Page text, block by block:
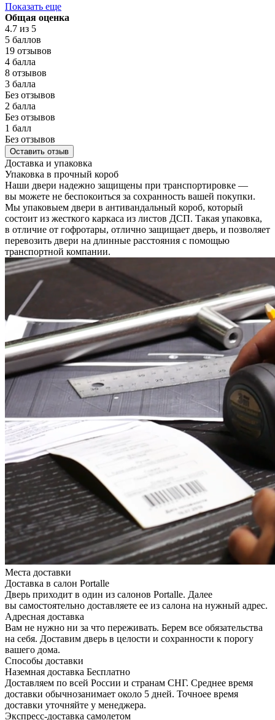
Показать еще
Общая оценка
4.7 из 5
5 баллов
19 отзывов
4 балла
8 отзывов
3 балла
Без отзывов
2 балла
Без отзывов
1 балл
Без отзывов
Оставить отзыв
Доставка и упаковка
Упаковка в прочный короб
Наши двери надежно защищены при транспортировке —
вы можете не беспокоиться за сохранность вашей покупки.
Мы упаковыем двери в антивандальный короб, который
состоит из жесткого каркаса из листов ДСП. Такая упаковка,
в отличие от гофротары, отлично защищает дверь, и позволяет
перевозить двери на длинные расстояния с помощью
транспортной компании.
Места доставки
Доставка в салон Portalle
Дверь приходит в один из салонов Portalle. Далее
вы самостоятельно доставляете ее из салона на нужный адрес.
Адресная доставка
Вам не нужно ни за что переживать. Берем все обязательства
на себя. Доставим дверь в целости и сохранности к порогу
вашего дома.
Способы доставки
Наземная доставка Бесплатно
Доставляем по всей России и странам СНГ. Среднее время
доставки обычнозанимает около 5 дней. Точноее время
доставки уточняйте у менеджера.
Экспресс-доставка самолетом